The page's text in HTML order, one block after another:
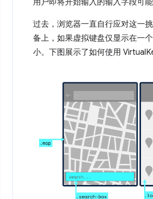
用户即将开始输入的输入字段可
过去，浏览器一直自行应对这一
备上，如果虚拟键盘仅显示在一
小。下图展示了如何使用